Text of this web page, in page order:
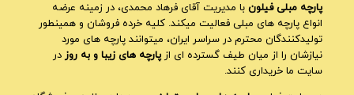
پارچه مبلی فیلون با مدیریت آقای فرهاد محمدی، در زمینه عرضه
انواع پارچه های مبلی فعالیت میکند. کلیه خرده فروشان و همینطور
تولیدکنندگان محترم در سراسر ایران، میتوانند پارچه های مورد
نیازشان را از میان طیف گسترده ای ازپارچه های زیبا و به روز در
سایت ما خریداری کنند.